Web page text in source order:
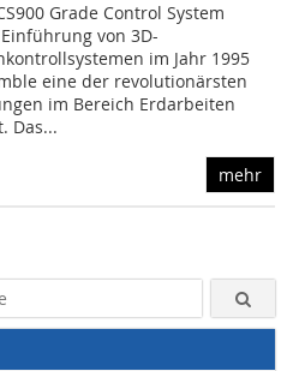
Grade Control System
von 3D-
im Jahr 1995
eine der revolutionärsten
im Bereich Erdarbeiten
Das...
mehr